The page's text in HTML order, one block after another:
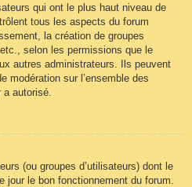
qui ont le plus haut niveau de
tous les aspects du forum
la création de groupes
selon les permissions que le
autres administrateurs. Ils peuvent
modération sur l’ensemble des
autorisé.
(ou groupes d’utilisateurs) dont le
le bon fonctionnement du forum.